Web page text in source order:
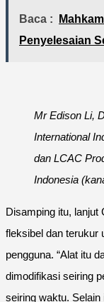
Baca :
Penyelesaian
Mr Edison Li,
International
dan LCAC
Indonesia
Disamping itu, lanjut
fleksibel dan terukur
pengguna. “Alat itu
dimodifikasi seiring
seiring waktu.